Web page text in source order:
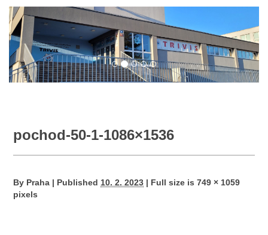
pochod-50-1-1086×1536
By Praha | Published 10. 2. 2023 | Full size is749 × 1059
pixels